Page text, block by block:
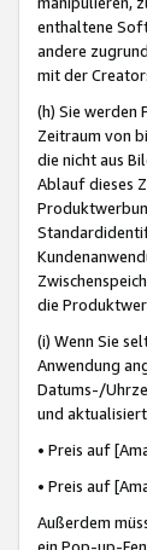
enthaltene
andere
mit der
(h) Sie werden
Zeitraum von
die nicht aus
Ablauf dieses
die
(i) Wenn Sie
Anwendung
Datums-/
und
• Preis auf
• Preis auf
Außerdem
ein Pop-up-